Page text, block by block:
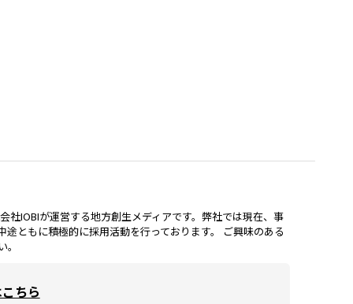
社IOBIが運営する地方創生メディアです。弊社では現在、事
途ともに積極的に採用活動を行っております。 ご興味のある
ちら